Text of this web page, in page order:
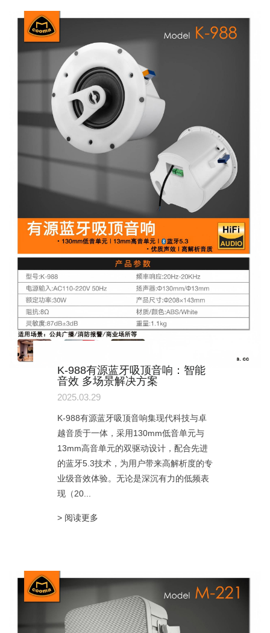
K-988有源蓝牙吸顶音响：智能
音效 多场景解决方案
2025.03.29
K-988有源蓝牙吸顶音响集现代科技与卓
越音质于一体，采用130mm低音单元与
13mm高音单元的双驱动设计，配合先进
的蓝牙5.3技术，为用户带来高解析度的专
业级音效体验。无论是深沉有力的低频表
现（20...
> 阅读更多